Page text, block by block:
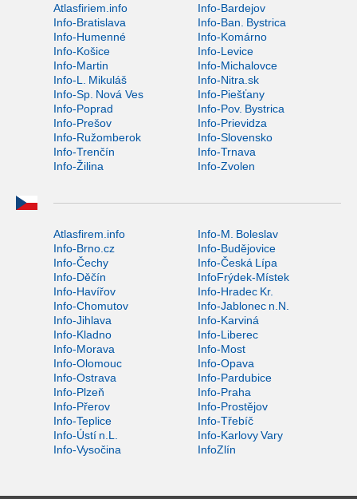
Atlasfiriem.info
Info-Bardejov
Info-Bratislava
Info-Ban. Bystrica
Info-Humenné
Info-Komárno
Info-Košice
Info-Levice
Info-Martin
Info-Michalovce
Info-L. Mikuláš
Info-Nitra.sk
Info-Sp. Nová Ves
Info-Piešťany
Info-Poprad
Info-Pov. Bystrica
Info-Prešov
Info-Prievidza
Info-Ružomberok
Info-Slovensko
Info-Trenčín
Info-Trnava
Info-Žilina
Info-Zvolen
Atlasfirem.info
Info-M. Boleslav
Info-Brno.cz
Info-Budějovice
Info-Čechy
Info-Česká Lípa
Info-Děčín
InfoFrýdek-Místek
Info-Havířov
Info-Hradec Kr.
Info-Chomutov
Info-Jablonec n.N.
Info-Jihlava
Info-Karviná
Info-Kladno
Info-Liberec
Info-Morava
Info-Most
Info-Olomouc
Info-Opava
Info-Ostrava
Info-Pardubice
Info-Plzeň
Info-Praha
Info-Přerov
Info-Prostějov
Info-Teplice
Info-Třebíč
Info-Ústí n.L.
Info-Karlovy Vary
Info-Vysočina
InfoZlín